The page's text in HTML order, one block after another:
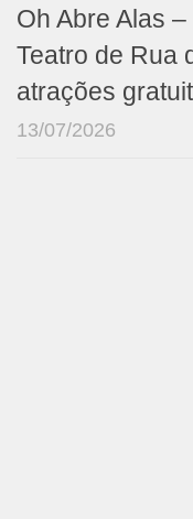
Oh Abre Alas
Teatro de Rua
atrações
13/07/2026